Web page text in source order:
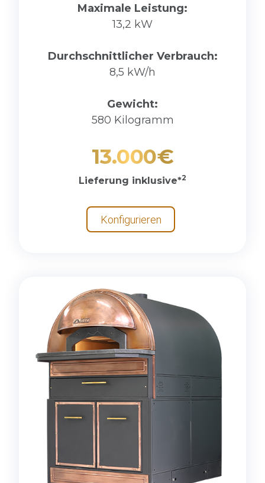
Maximale Leistung:
13,2 kW
Durchschnittlicher Verbrauch:
8,5 kW/h
Gewicht:
580 Kilogramm
13.000€
Lieferung inklusive*2
Konfigurieren